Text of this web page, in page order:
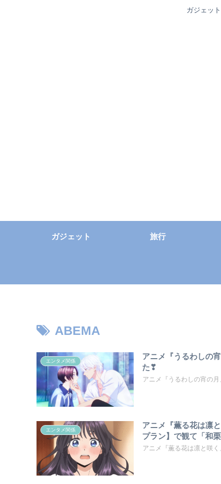
ガジェッ
ガジェット 旅行
ABEMA
エンタメ関係
アニメ『うるわしの
た❣
アニメ『うるわしの宵の
エンタメ関係
アニメ『薫る花は凛
プラン】で観て「和
アニメ『薫る花は凛と咲